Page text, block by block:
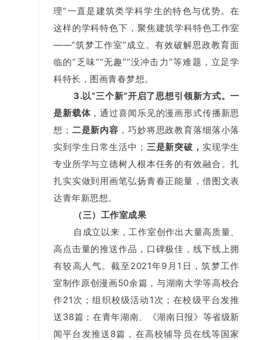
理”一直是建筑类学科学生的特色与优势。在
这样的学科特色下，聚焦建筑学科特色工作室
——“筑梦工作室”成立。有效破解思政教育面
临的“乏味”“无趣”“没冲击力”等难题，立足学
科特长，图画青春梦想。
3.以“三个新”开启了思想引领新方式。一
是新载体，通过喜闻乐见的漫画形式传播新思
想； 二是新内容 ，巧妙将思政教育落细落小落
实到学生日常生活中； 三是新突破， 实现学生
专业所学与立德树人根本任务的有效融合。扎
扎实实做到用画笔弘扬青春正能量，借图文表
达青年新思想。
（三）工作室成果
自成立以来，工作室创作出大量高质量、
高点击量的推送作品，口碑极佳，线下线上拥
有较高人气。截至2021年9月1日，筑梦工作
室制作原创漫画50余篇，与湖南大学等高校合
作21次；组织校级活动1次；在校级平台发推
送38篇；在青年湖南、《湖南日报》等省级新
闻平台发推送8篇，在高校辅导员在线等国家